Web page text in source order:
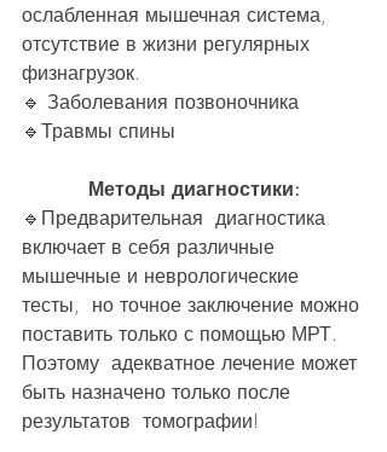
ослабленная мышечная система,
отсутствие в жизни регулярных
физнагрузок.
🔹️ Заболевания позвоночника
🔹️Травмы спины
Методы диагностики:
🔹️Предварительная  диагностика
включает в себя различные
мышечные и неврологические
тесты,  но точное заключение можно
поставить только с помощью МРТ.
Поэтому  адекватное лечение может
быть назначено только после
результатов  томографии!